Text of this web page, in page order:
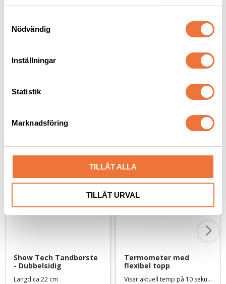
Nödvändig
Inställningar
Statistik
Marknadsföring
TILLÅT ALLA
TILLÅT URVAL
teddy/svart med vita
prickar - small
99kr
Diamond Series Miracle
Moisture schampo -
Senaste besökta produkter
Show Tech Tandborste
- Dubbelsidig
Längd ca 22 cm
Termometer med
flexibel topp
Visar aktuell temp på 10 sekunder